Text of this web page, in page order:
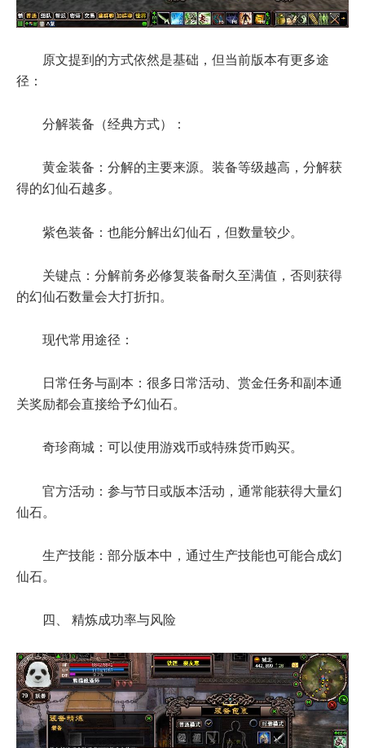
原文提到的方式依然是基础，但当前版本有更多途
径：
分解装备（经典方式）：
黄金装备：分解的主要来源。装备等级越高，分解获
得的幻仙石越多。
紫色装备：也能分解出幻仙石，但数量较少。
关键点：分解前务必修复装备耐久至满值，否则获得
的幻仙石数量会大打折扣。
现代常用途径：
日常任务与副本：很多日常活动、赏金任务和副本通
关奖励都会直接给予幻仙石。
奇珍商城：可以使用游戏币或特殊货币购买。
官方活动：参与节日或版本活动，通常能获得大量幻
仙石。
生产技能：部分版本中，通过生产技能也可能合成幻
仙石。
四、 精炼成功率与风险